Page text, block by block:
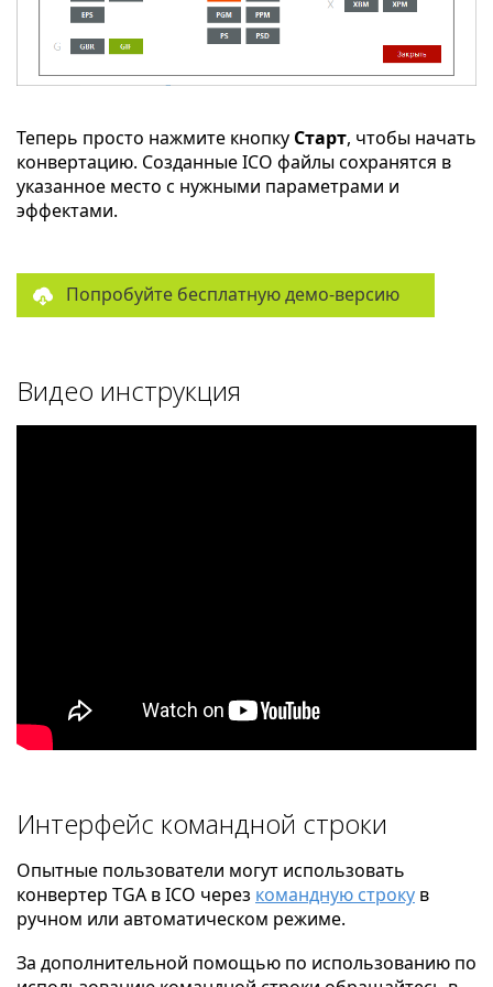
Теперь просто нажмите кнопку Старт, чтобы начать
конвертацию. Созданные ICO файлы сохранятся в
указанное место с нужными параметрами и
эффектами.
Попробуйте бесплатную демо-версию
Видео инструкция
Интерфейс командной строки
Опытные пользователи могут использовать
конвертер TGA в ICO через командную строку в
ручном или автоматическом режиме.
За дополнительной помощью по использованию по